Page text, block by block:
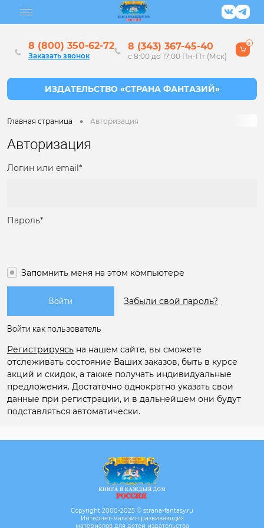
8 (800) 350-62-72
Заказать звонок
8 (343) 367-45-40
с 8:00 до 17:00 Пн-Пт (Мск)
0
Главная страница • Авторизация
Авторизация
Логин или email*
Пароль*
Запомнить меня на этом компьютере
Забыли свой пароль?
Войти как пользователь
Регистрируясь на нашем сайте, вы сможете
отслеживать состояние Ваших заказов, быть в курсе
акций и скидок, а также получать индивидуальные
предложения. Достаточно однократно указать свои
данные при регистрации, и в дальнейшем они будут
подставляться автоматически.
Copyright 2000-2025 © strana-fantasy.ru
Интернет-магазин развивающих
материалов для детей издательства